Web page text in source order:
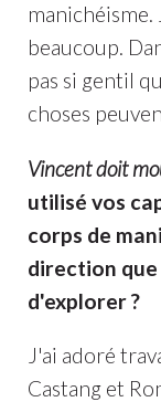
manichéisme.
beaucoup.
pas si gentil
choses
Vincent doit
utilisé vos
corps de
direction
d'explorer ?
J'ai adoré
Castang et